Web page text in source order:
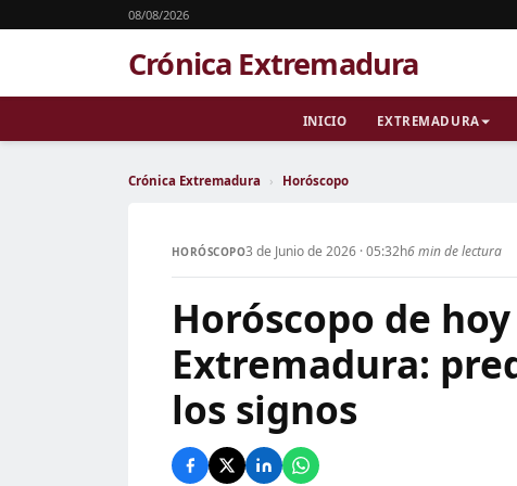
08/08/2026
Crónica Extremadura
INICIO EXTREMADURA
Crónica Extremadura › Horóscopo
HORÓSCOPO3 de Junio de 2026 · 05:32h6 min de lectura
Horóscopo de
Extremadura:
los signos